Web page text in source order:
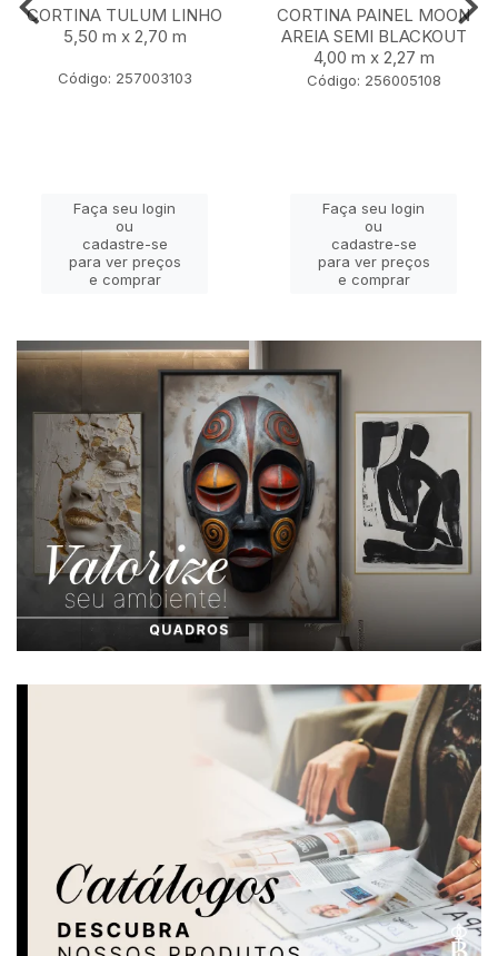
CORTINA TULUM LINHO
5,50 m x 2,70 m
Código: 257003103
Faça seu login
ou
cadastre-se
para ver preços
e comprar
CORTINA PAINEL MOON
AREIA SEMI BLACKOUT
4,00 m x 2,27 m
Código: 256005108
Faça seu login
ou
cadastre-se
para ver preços
e comprar